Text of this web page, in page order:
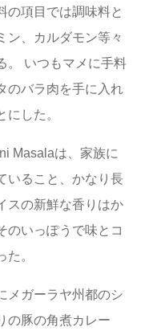
の項目では調味料と
ン、カルダモン等々
。 いつもマメに手料
のバラ肉を手に入れ
にした。
Masalaは、家族に
いること、かなり長
スの新鮮な香りはか
のいっぽうで味とコ
た。
メガーラヤ州都のシ
の豚の角煮カレー